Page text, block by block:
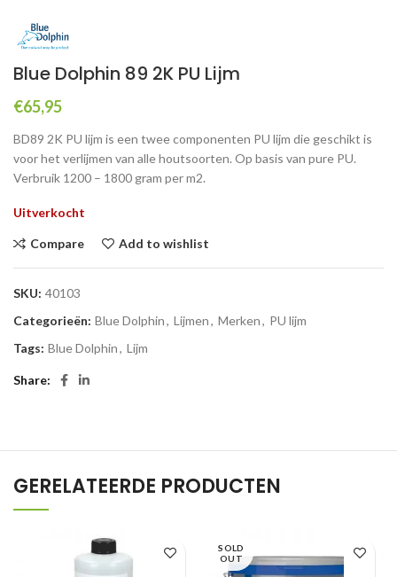
Blue Dolphin 89 2K PU Lijm
€65,95
BD89 2K PU lijm is een twee componenten PU lijm die geschikt is
voor het verlijmen van alle houtsoorten. Op basis van pure PU.
Verbruik 1200 – 1800 gram per m2.
Uitverkocht
Compare Add to wishlist
SKU: 40103
Categorieën: Blue Dolphin, Lijmen, Merken, PU lijm
Tags: Blue Dolphin, Lijm
Share
GERELATEERDE PRODUCTEN
SOLD
OUT